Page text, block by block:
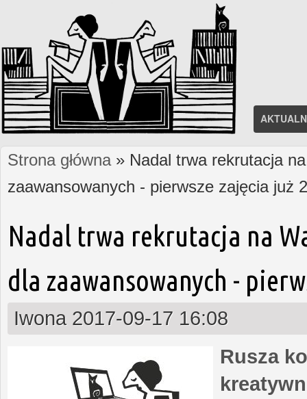
Jesteś tutaj
Strona główna» Nadal trwa rekrutacja
zaawansowanych - pierwsze zajęcia już
Nadal trwa rekrutacja na
dla zaawansowanych -
Iwona 2017-09-17 16:08
Rusza